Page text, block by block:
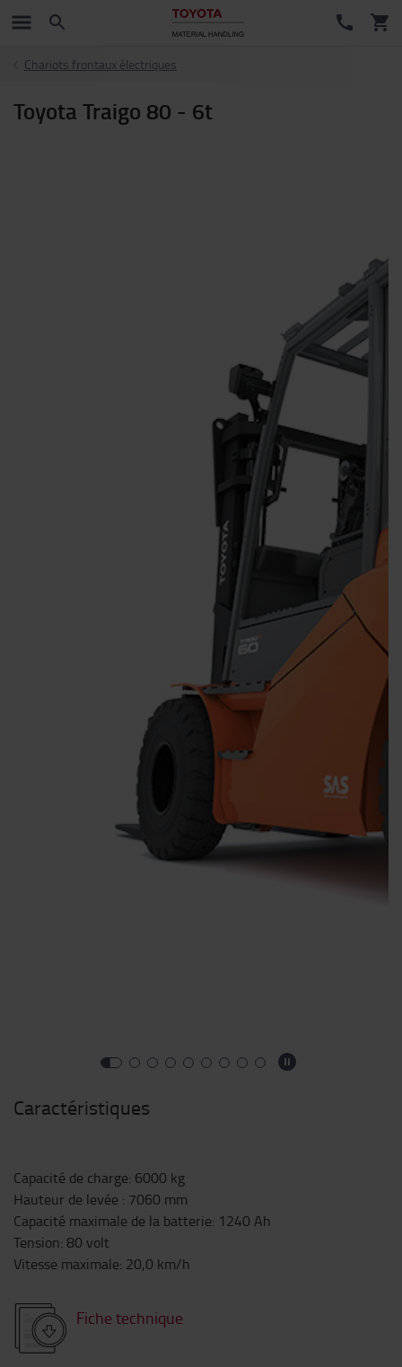
Chariots frontaux électriques
Toyota Traigo 80 - 6t
Caractéristiques
Capacité de charge: 6000 kg
Hauteur de levée : 7060 mm
Capacité maximale de la batterie: 1240 Ah
Tension: 80 volt
Vitesse maximale: 20,0 km/h
Fiche technique